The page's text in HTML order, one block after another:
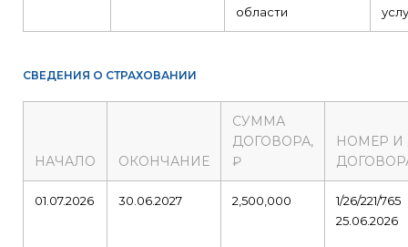
области
СВЕДЕНИЯ О СТРАХОВАНИИ
НАЧАЛО ОКОНЧАНИЕ
СУММА
ДОГОВОРА,
₽
НОМЕР И
01.07.2026 30.06.2027 2,500,000
1/26/221/765
25.06.2026